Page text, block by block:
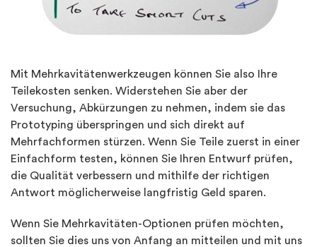
Mit Mehrkavitätenwerkzeugen können Sie also Ihre
Teilekosten senken. Widerstehen Sie aber der
Versuchung, Abkürzungen zu nehmen, indem sie das
Prototyping überspringen und sich direkt auf
Mehrfachformen stürzen. Wenn Sie Teile zuerst in einer
Einfachform testen, können Sie Ihren Entwurf prüfen,
die Qualität verbessern und mithilfe der richtigen
Antwort möglicherweise langfristig Geld sparen.
Wenn Sie Mehrkavitäten-Optionen prüfen möchten,
sollten Sie dies uns von Anfang an mitteilen und mit uns